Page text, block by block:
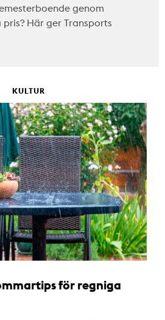
genom
Här ger Transports
KULTUR
för regniga